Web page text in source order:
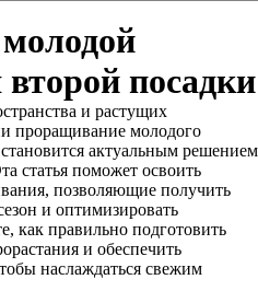
посадки
и растущих
проращивание молодого
актуальным решением
статья поможет освоить
позволяющие получить
и оптимизировать
как правильно подготовить
и обеспечить
наслаждаться свежим